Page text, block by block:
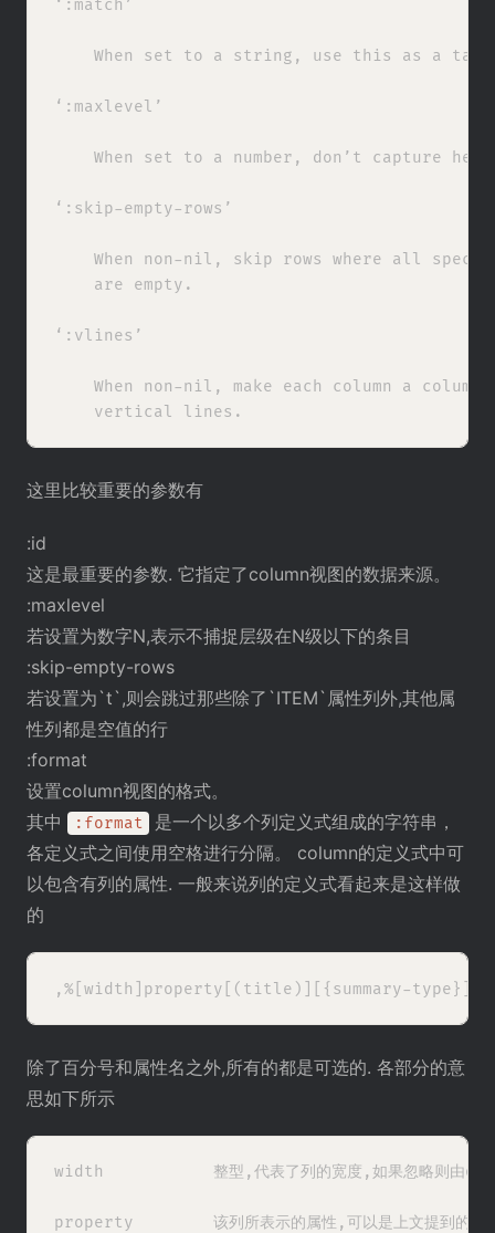
‘:match’
When set to a string, use this as a
‘:maxlevel’
When set to a number, don’t capture
‘:skip-empty-rows’
When non-nil, skip rows where all
    are empty.
‘:vlines’
When non-nil, make each column a column
这里比较重要的参数有
:id
这是最重要的参数. 它指定了column视图的数据来源。
:maxlevel
若设置为数字N,表示不捕捉层级在N级以下的条目
:skip-empty-rows
若设置为`t`,则会跳过那些除了`ITEM`属性列外,其他属
性列都是空值的行
:format
设置column视图的格式。
其中
:format
是一个以多个列定义式组成的字符串，
各定义式之间使用空格进行分隔。 column的定义式中可
以包含有列的属性. 一般来说列的定义式看起来是这样做
的
除了百分号和属性名之外,所有的都是可选的. 各部分的意
思如下所示
width           整型,代表了列的宽度,如果忽略则由org
property        该列所表示的属性,可以是上文提到的哪